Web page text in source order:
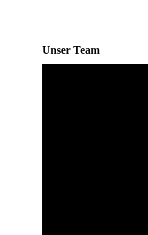
Unser Team